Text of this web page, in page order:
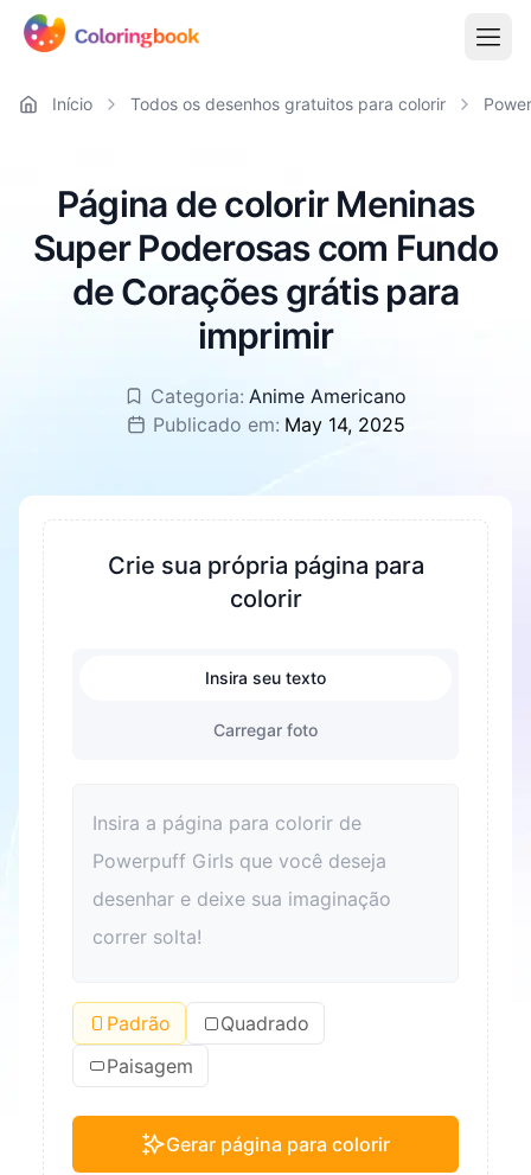
Início Todos os desenhos gratuitos para colorir
Página de colorir Meninas
Super Poderosas com Fundo
de Corações grátis para
imprimir
Categoria: Anime Americano
Publicado em: May 14, 2025
Crie sua própria página para
colorir
Insira seu texto
Carregar foto
Padrão
Quadrado
Paisagem
Gerar página para colorir